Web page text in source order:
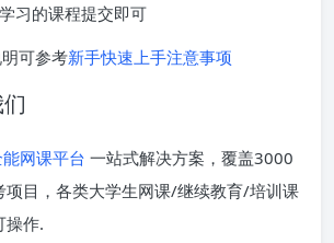
习的课程提交即可
可参考新手快速上手注意事项
网课平台 一站式解决方案，覆盖3000
项目，各类大学生网课/继续教育/培训课
操作.